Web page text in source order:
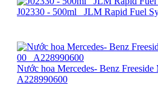
J02330 - 500ml_ JLM Rapid Fuel
Nước hoa Mercedes- Benz Freeside
A228990600